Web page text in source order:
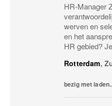
HR-Manager
werven en
en het
HR gebied?
Rotterdam,
bezig met